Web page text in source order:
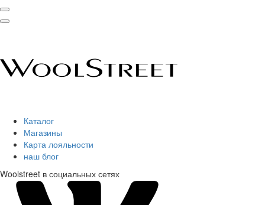
Каталог
Магазины
Карта лояльности
наш блог
Woolstreet в социальных сетях